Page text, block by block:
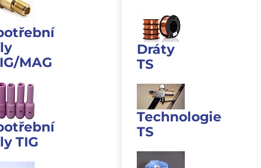
MAG
TIG
Dráty
TS
Technologie
TS